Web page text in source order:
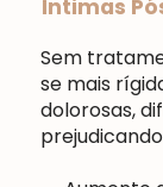
Íntimas
Sem
se mais
dolorosas,